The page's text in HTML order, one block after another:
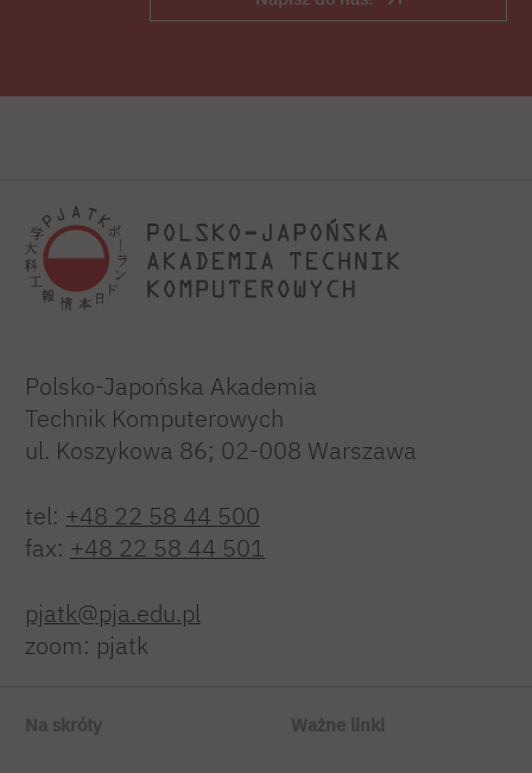
Polsko-Japońska Akademia
Technik Komputerowych
ul. Koszykowa 86; 02-008 Warszawa
tel: +48 22 58 44 500
fax: +48 22 58 44 501
pjatk@pja.edu.pl
zoom: pjatk
Na skróty Ważne linki